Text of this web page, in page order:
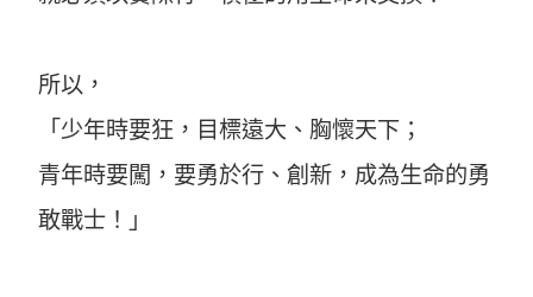
所以，
「少年時要狂，目標遠大、胸懷天下；
青年時要闖，要勇於行、創新，成為生命的勇
敢戰士！」